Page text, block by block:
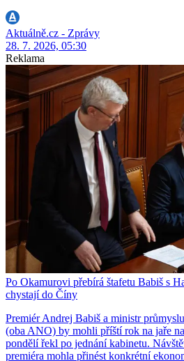
Aktuálně.cz - Zprávy
28. 7. 2026, 05:30
Reklama
Po Okamurovi přebírá štafetu Babiš s
chystají do Číny
Premiér Andrej Babiš a ministr
(oba ANO) by mohli příští rok na jaře
pondělí řekl po jednání kabinetu.
premiéra mohla přinést konkrétní